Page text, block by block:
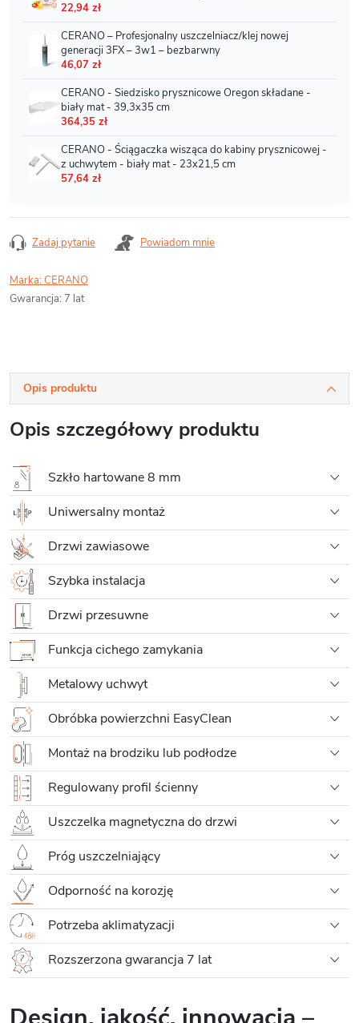
Zadaj pytanie Powiadom mnie
Marka:CERANO
Gwarancja: 7 lat
Opis produktu
Opis szczegółowy produktu
Szkło hartowane 8 mm
Uniwersalny montaż
Drzwi zawiasowe
Szybka instalacja
Drzwi przesuwne
Funkcja cichego zamykania
Metalowy uchwyt
Obróbka powierzchni EasyClean
Montaż na brodziku lub podłodze
Regulowany profil ścienny
Uszczelka magnetyczna do drzwi
Próg uszczelniający
Odporność na korozję
Potrzeba aklimatyzacji
Rozszerzona gwarancja 7 lat